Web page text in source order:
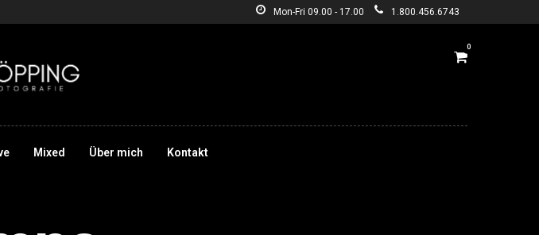
Mon-Fri 09.00 - 17.00 1.800.456.6743
0
Mixed Über mich Kontakt